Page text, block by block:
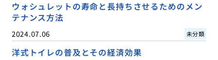
ウォシュレットの寿命と長持ちさせるためのメン
テナンス方法
2024.07.06 未分類
洋式トイレの普及とその経済効果